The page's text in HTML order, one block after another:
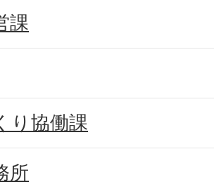
課
り協働課
所